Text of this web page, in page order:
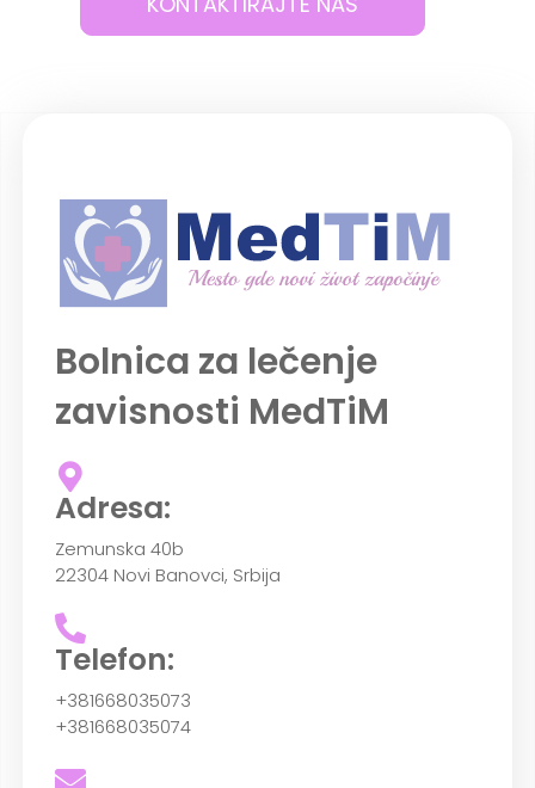
Bolnica za lečenje
zavisnosti MedTiM
Adresa:
Zemunska 40b
22304 Novi Banovci, Srbija
Telefon:
+381668035073
+381668035074